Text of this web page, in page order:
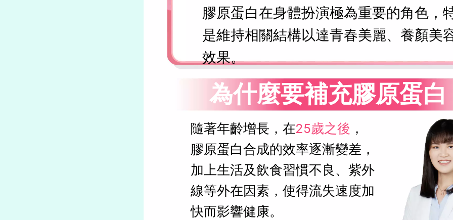
膠原蛋白在身體扮演極為重要的角色，
是維持相關結構以達青春美麗、養顏美
效果。
為什麼要補充膠原蛋白
隨著年齡增長，在25歲之後 ，
膠原蛋白合成的效率逐漸變差，
加上生活及飲食習慣不良、紫外
線等外在因素，使得流失速度加
快而影響健康。